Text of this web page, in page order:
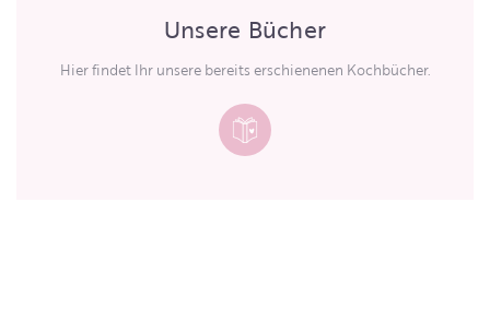
Unsere Bücher
Hier findet Ihr unsere bereits erschienenen Kochbücher.